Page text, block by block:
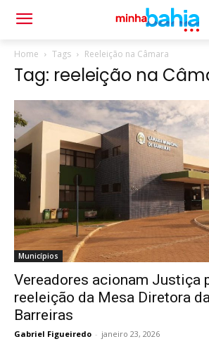
Home Tags Reeleição na Câmara
Tag: reeleição na
Municípios
Vereadores acionam Justiça
reeleição da Mesa Diretora
Barreiras
Gabriel Figueiredo - janeiro 23, 2026